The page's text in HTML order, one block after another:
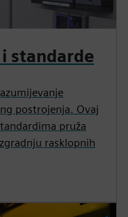
standarde
postrojenja. Ovaj
pruža
rasklopnih